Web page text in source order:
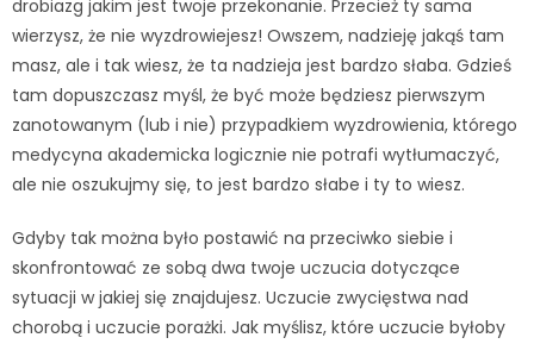
drobiazg jakim jest twoje przekonanie. Przecież ty sama
wierzysz, że nie wyzdrowiejesz! Owszem, nadzieję jakąś tam
masz, ale i tak wiesz, że ta nadzieja jest bardzo słaba. Gdzieś
tam dopuszczasz myśl, że być może będziesz pierwszym
zanotowanym (lub i nie) przypadkiem wyzdrowienia, którego
medycyna akademicka logicznie nie potrafi wytłumaczyć,
ale nie oszukujmy się, to jest bardzo słabe i ty to wiesz.
Gdyby tak można było postawić na przeciwko siebie i
skonfrontować ze sobą dwa twoje uczucia dotyczące
sytuacji w jakiej się znajdujesz. Uczucie zwycięstwa nad
chorobą i uczucie porażki. Jak myślisz, które uczucie byłoby